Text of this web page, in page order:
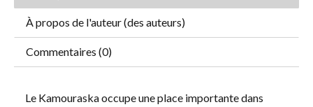
À propos de l'auteur (des auteurs)
Commentaires (0)
Le Kamouraska occupe une place importante dans